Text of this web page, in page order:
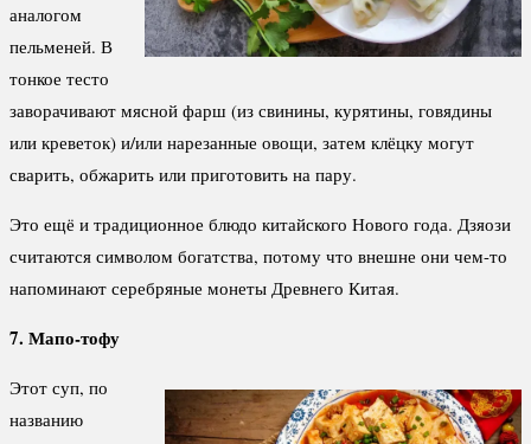
аналогом
пельменей. В
тонкое тесто
заворачивают мясной фарш (из свинины, курятины, говядины
или креветок) и/или нарезанные овощи, затем клёцку могут
сварить, обжарить или приготовить на пару.
Это ещё и традиционное блюдо китайского Нового года. Дзяози
считаются символом богатства, потому что внешне они чем-то
напоминают серебряные монеты Древнего Китая.
7. Мапо-тофу
Этот суп, по
названию